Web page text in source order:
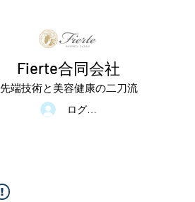
Fierte合同会社
先端技術と美容健康の二刀流
ログイン